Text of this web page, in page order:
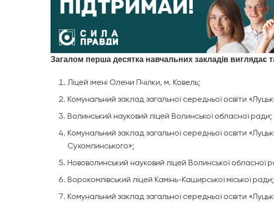
Загалом перша десятка навчальних закладів виглядає
Ліцей імені Олени Пчілки, м. Ковель;
Комунальний заклад загальної середньої освіти
Волинський науковий ліцей Волинської обласної ради;
Комунальний заклад загальної середньої освіти
Сухомлинського»;
Нововолинський науковий ліцей Волинської обласної
Ворокомлівський ліцей Камінь-Каширської міської ради;
Комунальний заклад загальної середньої освіти